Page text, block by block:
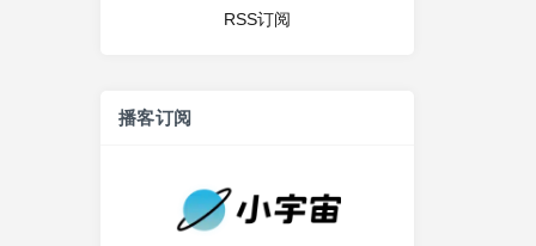
RSS订阅
播客订阅